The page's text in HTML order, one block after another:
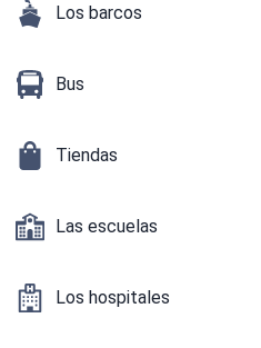
Los barcos
Bus
Tiendas
Las escuelas
Los hospitales